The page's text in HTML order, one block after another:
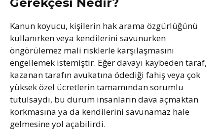
Kanun koyucu, kişilerin hak arama özgürlüğünü
kullanırken veya kendilerini savunurken
öngörülemez mali risklerle karşılaşmasını
engellemek istemiştir. Eğer davayı kaybeden taraf,
kazanan tarafın avukatına ödediği fahiş veya çok
yüksek özel ücretlerin tamamından sorumlu
tutulsaydı, bu durum insanların dava açmaktan
korkmasına ya da kendilerini savunamaz hale
gelmesine yol açabilirdi.